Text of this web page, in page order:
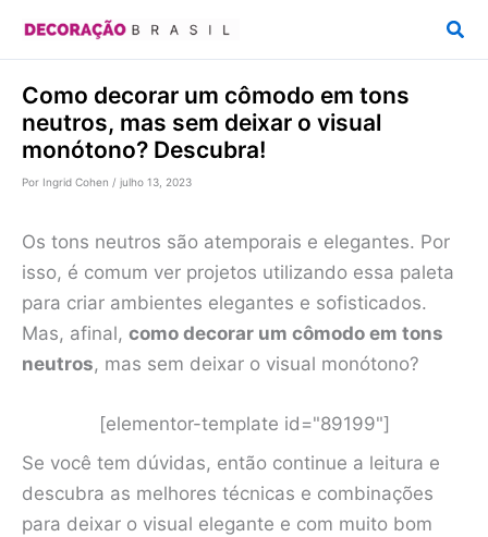
conteúdo
Como decorar um cômodo em tons
neutros, mas sem deixar o visual
monótono? Descubra!
Por Ingrid Cohen / julho 13, 2023
Os tons neutros são atemporais e elegantes. Por
isso, é comum ver projetos utilizando essa paleta
para criar ambientes elegantes e sofisticados.
Mas, afinal, como decorar um cômodo em tons
neutros, mas sem deixar o visual monótono?
[elementor-template id="89199"]
Se você tem dúvidas, então continue a leitura e
descubra as melhores técnicas e combinações
para deixar o visual elegante e com muito bom